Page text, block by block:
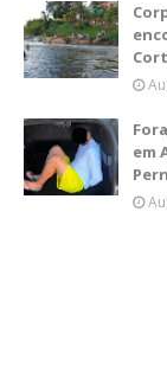
em